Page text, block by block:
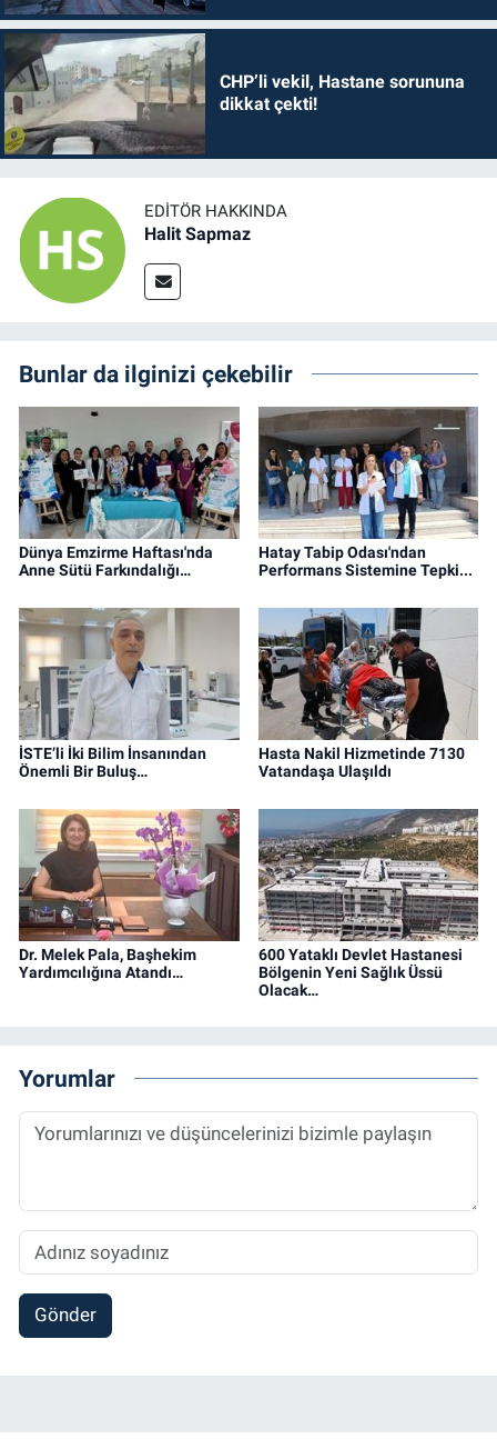
CHP’li vekil, Hastane sorununa
dikkat çekti!
EDITÖR HAKKINDA
Halit Sapmaz
Bunlar da ilginizi çekebilir
Dünya Emzirme Haftası'nda
Anne Sütü Farkındalığı…
Hatay Tabip Odası'ndan
Performans Sistemine Tepki...
İSTE’li İki Bilim İnsanından
Önemli Bir Buluş…
Hasta Nakil Hizmetinde 7130
Vatandaşa Ulaşıldı
Dr. Melek Pala, Başhekim
Yardımcılığına Atandı…
600 Yataklı Devlet Hastanesi
Bölgenin Yeni Sağlık Üssü
Olacak…
Yorumlar
Gönder